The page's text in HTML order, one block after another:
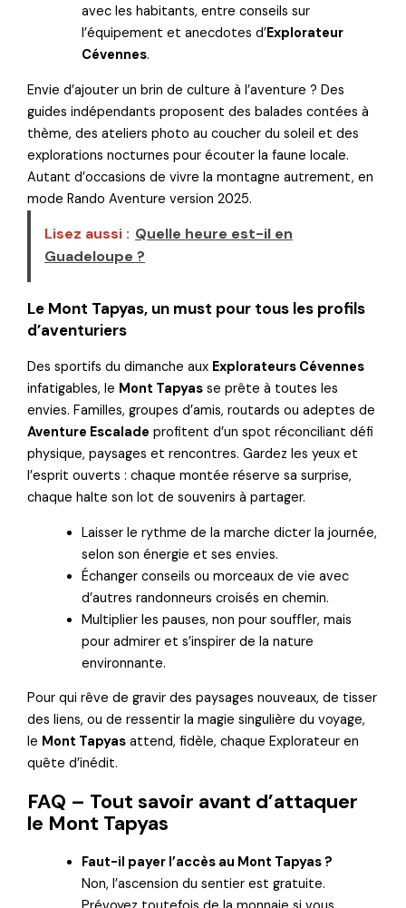
avec les habitants, entre conseils sur
l’équipement et anecdotes d’Explorateur
Cévennes.
Envie d’ajouter un brin de culture à l’aventure ? Des
guides indépendants proposent des balades contées à
thème, des ateliers photo au coucher du soleil et des
explorations nocturnes pour écouter la faune locale.
Autant d’occasions de vivre la montagne autrement, en
mode Rando Aventure version 2025.
Lisez aussi : Quelle heure est-il en
Guadeloupe ?
Le Mont Tapyas, un must pour tous les profils
d’aventuriers
Des sportifs du dimanche aux Explorateurs Cévennes
infatigables, le Mont Tapyas se prête à toutes les
envies. Familles, groupes d’amis, routards ou adeptes de
Aventure Escalade profitent d’un spot réconciliant défi
physique, paysages et rencontres. Gardez les yeux et
l’esprit ouverts : chaque montée réserve sa surprise,
chaque halte son lot de souvenirs à partager.
Laisser le rythme de la marche dicter la journée,
selon son énergie et ses envies.
Échanger conseils ou morceaux de vie avec
d’autres randonneurs croisés en chemin.
Multiplier les pauses, non pour souffler, mais
pour admirer et s’inspirer de la nature
environnante.
Pour qui rêve de gravir des paysages nouveaux, de tisser
des liens, ou de ressentir la magie singulière du voyage,
le Mont Tapyas attend, fidèle, chaque Explorateur en
quête d’inédit.
FAQ – Tout savoir avant d’attaquer
le Mont Tapyas
Faut-il payer l’accès au Mont Tapyas ?
Non, l’ascension du sentier est gratuite.